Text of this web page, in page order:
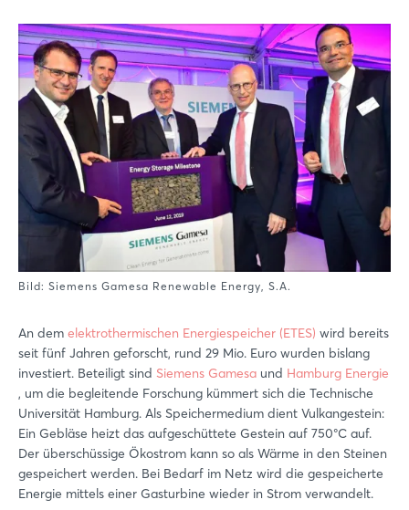
Bild: Siemens Gamesa Renewable Energy, S.A.
An dem elektrothermischen Energiespeicher (ETES) wird bereits
seit fünf Jahren geforscht, rund 29 Mio. Euro wurden bislang
investiert. Beteiligt sind Siemens Gamesa und Hamburg Energie
, um die begleitende Forschung kümmert sich die Technische
Universität Hamburg. Als Speichermedium dient Vulkangestein:
Ein Gebläse heizt das aufgeschüttete Gestein auf 750°C auf.
Der überschüssige Ökostrom kann so als Wärme in den Steinen
gespeichert werden. Bei Bedarf im Netz wird die gespeicherte
Energie mittels einer Gasturbine wieder in Strom verwandelt.